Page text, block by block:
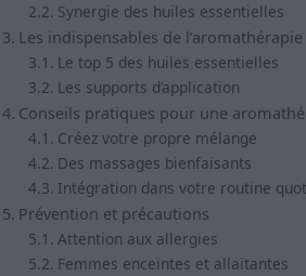
Synergie des huiles essentielles
Les indispensables de
Le top 5 des huiles essentielles
Les supports d’application
Conseils pratiques pour une
Créez votre propre mélange
Des massages bienfaisants
Intégration dans votre routine
Prévention et précautions
Attention aux allergies
Femmes enceintes et allaitantes